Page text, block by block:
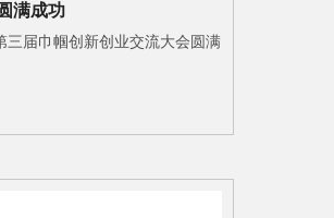
满成功
三届巾帼创新创业交流大会圆满